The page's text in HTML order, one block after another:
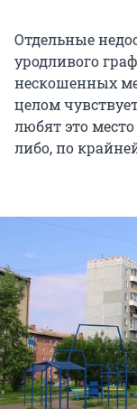
Отдельные
уродливого
нескошенных
целом
любят это
либо, по